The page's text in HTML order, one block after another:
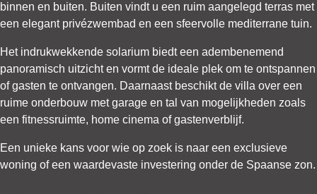
binnen en buiten. Buiten vindt u een ruim aangelegd terras met
een elegant privézwembad en een sfeervolle mediterrane tuin.
Het indrukwekkende solarium biedt een adembenemend
panoramisch uitzicht en vormt de ideale plek om te ontspannen
of gasten te ontvangen. Daarnaast beschikt de villa over een
ruime onderbouw met garage en tal van mogelijkheden zoals
een fitnessruimte, home cinema of gastenverblijf.
Een unieke kans voor wie op zoek is naar een exclusieve
woning of een waardevaste investering onder de Spaanse zon.